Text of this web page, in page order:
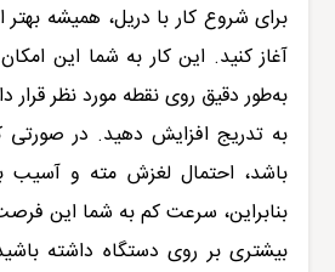
برای شروع کار با دریل، همیشه
آغاز کنید. این کار به شما این
به‌طور دقیق روی نقطه مورد نظر
به تدریج افزایش دهید. در
باشد، احتمال لغزش مته و
بنابراین، سرعت کم به شما این
بیشتری بر روی دستگاه داشته